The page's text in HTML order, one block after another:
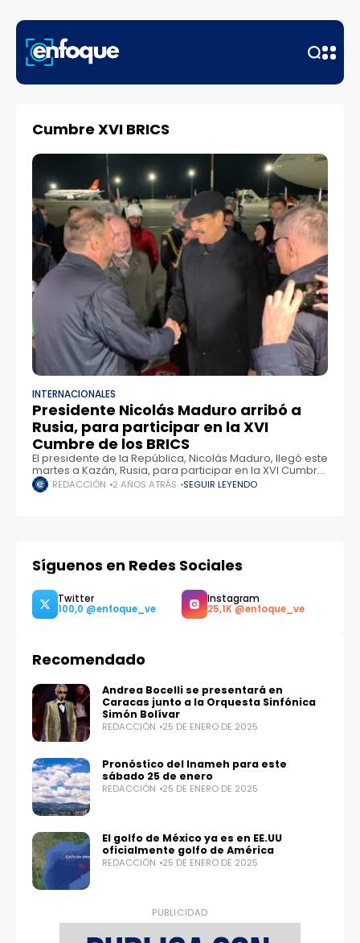
Cumbre XVI BRICS
INTERNACIONALES
Presidente Nicolás Maduro arribó a
Rusia, para participar en la XVI
Cumbre de los BRICS
El presidente de la República, Nicolás Maduro, llegó este
martes a Kazán, Rusia, para participar en la XVI Cumbre
de los BRICS. Junto a la primera dama, Cilia Flores, el
REDACCIÓN 2 AÑOS ATRÁS SEGUIR LEYENDO
Síguenos en Redes Sociales
Twitter
Recomendado
Andrea Bocelli se presentará en
Caracas junto a la Orquesta Sinfónica
Simón Bolívar
REDACCIÓN 25 DE ENERO DE 2025
Pronóstico del Inameh para este
sábado 25 de enero
REDACCIÓN 25 DE ENERO DE 2025
El golfo de México ya es en EE.UU
oficialmente golfo de América
REDACCIÓN 25 DE ENERO DE 2025
PUBLICIDAD